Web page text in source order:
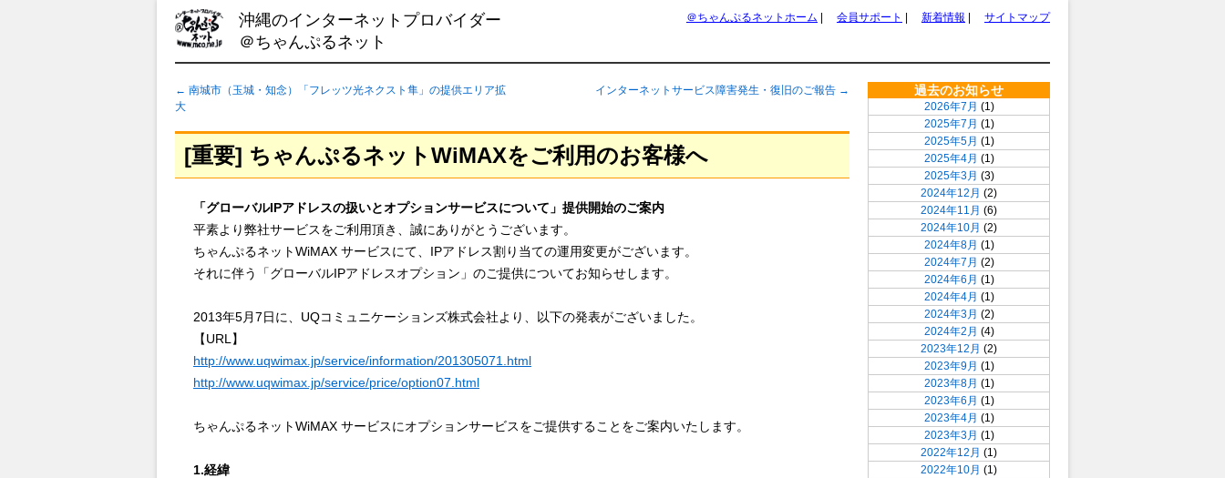
＠ちゃんぷるネットホーム 会員サポート 新着情報 サイトマップ
沖縄のインターネットプロバイダー
＠ちゃんぷるネット
← 南城市（玉城・知念）「フレッツ光ネクスト隼」の提供エリア拡
大
インターネットサービス障害発生・復旧のご報告 →
[重要] ちゃんぷるネットWiMAXをご利用のお客様へ
「グローバルIPアドレスの扱いとオプションサービスについて」提供開始のご案内
平素より弊社サービスをご利用頂き、誠にありがとうございます。
ちゃんぷるネットWiMAX サービスにて、IPアドレス割り当ての運用変更がございます。
それに伴う「グローバルIPアドレスオプション」のご提供についてお知らせします。
2013年5月7日に、UQコミュニケーションズ株式会社より、以下の発表がございました。
【URL】
http://www.uqwimax.jp/service/information/201305071.html
http://www.uqwimax.jp/service/price/option07.html
ちゃんぷるネットWiMAX サービスにオプションサービスをご提供することをご案内いたします。
1.経緯
過去のお知らせ
2026年7月 (1)
2025年7月 (1)
2025年5月 (1)
2025年4月 (1)
2025年3月 (3)
2024年12月 (2)
2024年11月 (6)
2024年10月 (2)
2024年8月 (1)
2024年7月 (2)
2024年6月 (1)
2024年4月 (1)
2024年3月 (2)
2024年2月 (4)
2023年12月 (2)
2023年9月 (1)
2023年8月 (1)
2023年6月 (1)
2023年4月 (1)
2023年3月 (1)
2022年12月 (1)
2022年10月 (1)